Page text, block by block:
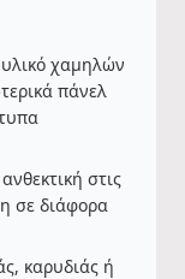
υλικό χαμηλών
πάνελ
στις
σε διάφορα
καρυδιάς ή